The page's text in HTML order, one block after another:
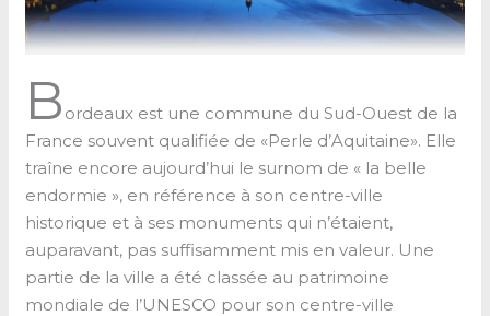
B ordeaux est une commune du Sud-Ouest de la
France souvent qualifiée de «Perle d’Aquitaine». Elle
traîne encore aujourd’hui le surnom de « la belle
endormie », en référence à son centre-ville
historique et à ses monuments qui n’étaient,
auparavant, pas suffisamment mis en valeur. Une
partie de la ville a été classée au patrimoine
mondiale de l’UNESCO pour son centre-ville